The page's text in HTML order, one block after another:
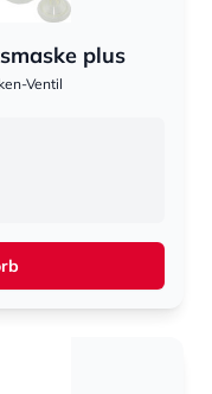
plus
Ventil